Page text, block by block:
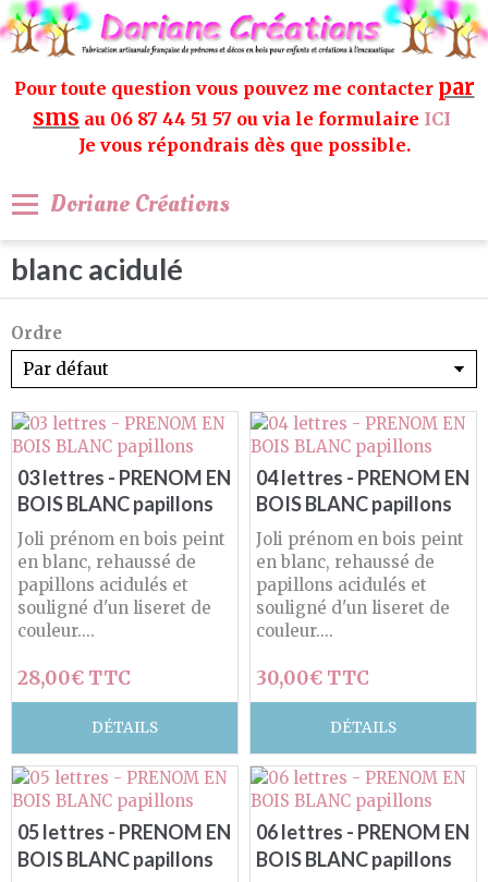
Pour toute question vous pouvez me contacter par
sms au 06 87 44 51 57 ou via le formulaire ICI
Je vous répondrais dès que possible.
Doriane Créations
blanc acidulé
Ordre
03 lettres - PRENOM EN
BOIS BLANC papillons
Joli prénom en bois peint
en blanc, rehaussé de
papillons acidulés et
souligné d'un liseret de
couleur....
28,00€ TTC
DÉTAILS
04 lettres - PRENOM EN
BOIS BLANC papillons
Joli prénom en bois peint
en blanc, rehaussé de
papillons acidulés et
souligné d'un liseret de
couleur....
30,00€ TTC
DÉTAILS
05 lettres - PRENOM EN
BOIS BLANC papillons
06 lettres - PRENOM EN
BOIS BLANC papillons